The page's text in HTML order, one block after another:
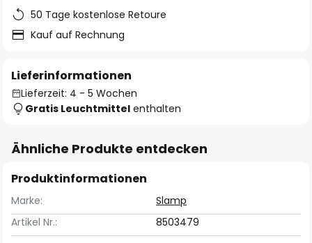
50 Tage kostenlose Retoure
Kauf auf Rechnung
Lieferinformationen
Lieferzeit: 4 - 5 Wochen
Gratis Leuchtmittel enthalten
Ähnliche Produkte entdecken
Produktinformationen
Marke:
Slamp
Artikel Nr.:
8503479